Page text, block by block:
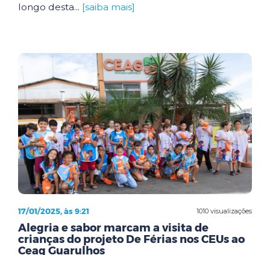
longo desta... [saiba mais]
1010 visualizações
17/01/2025, às 9:21
Alegria e sabor marcam a visita de
crianças do projeto De Férias nos CEUs ao
Ceag Guarulhos